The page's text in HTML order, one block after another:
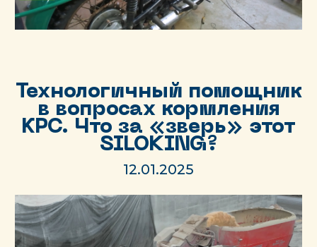
Технологичный помощник
в вопросах кормления
КРС. Что за «зверь» этот
SILOKING?
12.01.2025